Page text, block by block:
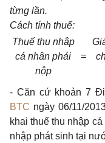
từng lần.
Cách tính thuế:
Thuế thu nhập
cá nhân phải
nộp
=
- Căn cứ khoản 7
BTC ngày 06/11/
khai thuế thu nhập
nhập phát sinh tại